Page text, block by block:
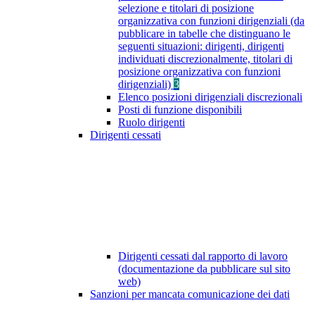
selezione e titolari di posizione
organizzativa con funzioni dirigenziali (da
pubblicare in tabelle che distinguano le
seguenti situazioni: dirigenti, dirigenti
individuati discrezionalmente, titolari di
posizione organizzativa con funzioni
dirigenziali) 3
Elenco posizioni dirigenziali discrezionali
Posti di funzione disponibili
Ruolo dirigenti
Dirigenti cessati
Dirigenti cessati dal rapporto di lavoro
(documentazione da pubblicare sul sito
web)
Sanzioni per mancata comunicazione dei dati